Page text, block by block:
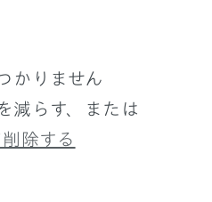
かりません
減らす、または
除する